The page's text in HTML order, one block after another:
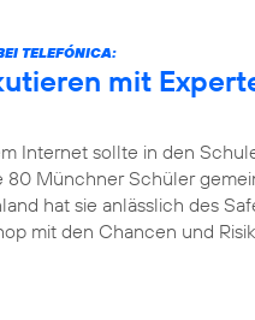
TELEFÓNICA:
mit
Internet sollte in den
80 Münchner Schüler
hat sie anlässlich des
mit den Chancen und